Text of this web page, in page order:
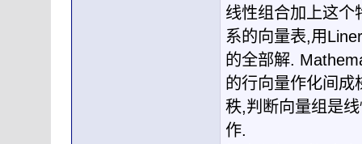
线性组合加上这个
系的向量表,用
的全部解.
的行向量作化间成
秩,判断向量组是
作.